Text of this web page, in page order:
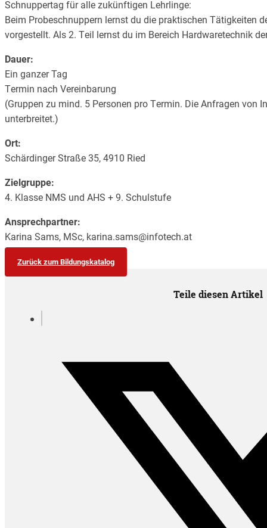
Schnuppertag für alle zukünftigen Lehrlinge:
Beim Probeschnuppern lernst du die praktischen Tätigkeiten
vorgestellt. Als 2. Teil lernst du im Bereich Hardwaretechnik
Dauer:
Ein ganzer Tag
Termin nach Vereinbarung
(Gruppen zu mind. 5 Personen pro Termin. Die Anfragen von
unterbreitet.)
Ort:
Schärdinger Straße 35, 4910 Ried
Zielgruppe:
4. Klasse NMS und AHS + 9. Schulstufe
Ansprechpartner:
Karina Sams, MSc, karina.sams@infotech.at
Zurück zum Bildungskatalog
Teile diesen Artikel